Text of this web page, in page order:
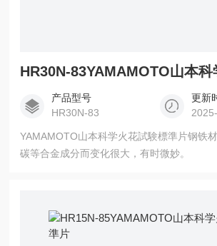
产品型号
HR30N-83
更新
YAMAMOTO山本科学火花試験標準片钢铁
碳等合金成分而变化很大，有时微妙。